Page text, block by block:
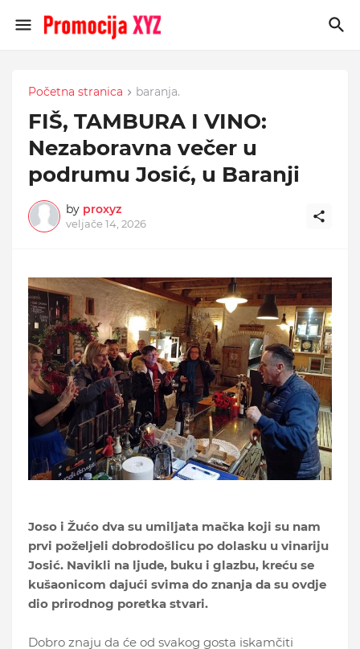
Početna stranica baranja.
FIŠ, TAMBURA I VINO:
Nezaboravna večer u
podrumu Josić, u Baranji
by proxyz
veljače 14, 2026
Joso i Žućo dva su umiljata mačka koji su nam
prvi poželjeli dobrodošlicu po dolasku u vinariju
Josić. Navikli na ljude, buku i glazbu, kreću se
kušaonicom dajući svima do znanja da su ovdje
dio prirodnog poretka stvari.
Dobro znaju da će od svakog gosta iskamčiti